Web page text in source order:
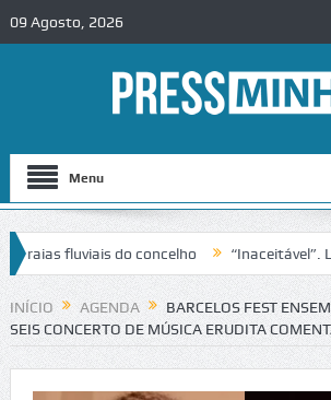
09 Agosto, 2026
Menu
fluviais do concelho “Inaceitável”. Liga
no IC2 em Alcobaça Igreja do
INÍCIO AGENDA
BARCELOS FEST
SEIS CONCERTO DE MÚSICA ERUDITA